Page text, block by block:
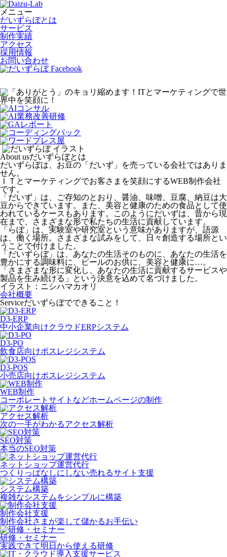
メニュー
だいずらぼとは
サービス
制作実績
アクセス
採用情報
お問い合わせ
About usだいずらぼとは
だいずらぼは、お豆の「だいず」を売っている会社ではありま
せん。
ＩＴとマーケティングでお客さまを笑顔にするWEB制作会社
です。
「だいず」は、ご存知のとおり、醤油、味噌、豆腐、納豆は大
豆からできています。また、美容と健康のための食品として使
われているケースもあります。このようにだいずは、昔から現
在まで、さまざまな形で私たちの生活に貢献しています。
「らぼ」は、実験室や研究室という意味がありますが、語源
は、働く場所。さまざまな試みをして、日々創造する場所とい
うことで付けました。
「だいずらぼ」は、あなたの生活そのものに、あなたの生活を
豊かにする調味料に、ビールのお供に、美容と健康に…。
「さまざまな形に変化し、あなたの生活に貢献するサービスや
製品を生み続ける」という決意を込めて名づけました。
イラスト：ニシハマカオリ
会社概要
Serviceだいずらぼでできること！
D3-ERP
中小企業向けクラウドERPシステム
D3-PO
飲食店向けポスレジシステム
D3-POS
小売店向けポスレジシステム
WEB制作
コーポレートサイトなどホームページの制作
アクセス解析
次の一手がわかるアクセス解析
SEO対策
本当のSEO対策
ネットショップ運営代行
つくりっぱなしにしない売れるサイト支援
システム構築
複雑なシステムをシンプルに構築
制作会社支援
制作会社さまが楽して儲かるお手伝い
研修・セミナー
実践できて明日から使える研修